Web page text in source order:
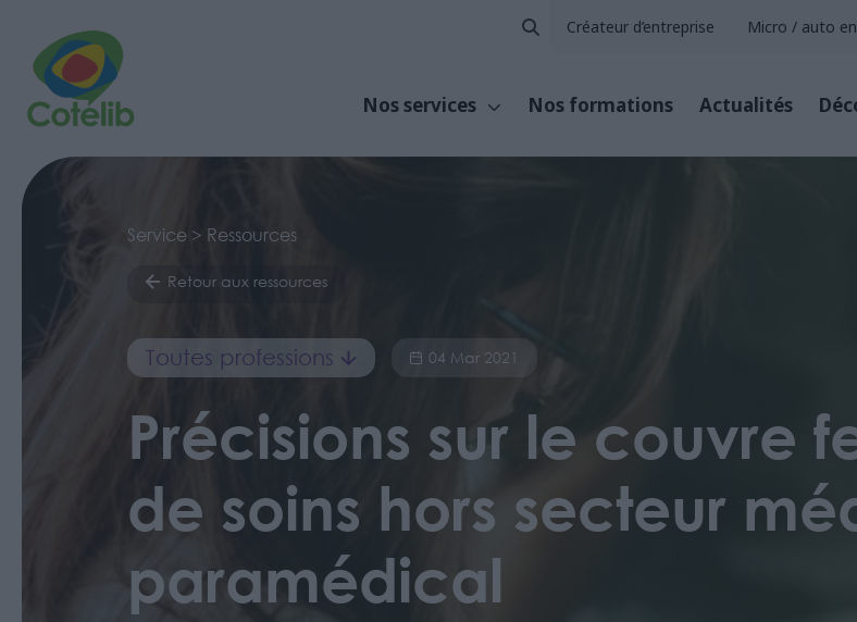
Créateur d’entreprise Micro / auto
Nos services Nos formations Actualités
Service > Ressources
Retour aux ressources
Toutes professions 04 Mar 2021
Précisions sur le couvre
de soins hors secteur
paramédical